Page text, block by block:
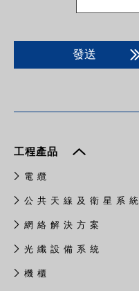
發送
工程產品
電 纜
公 共 天 線 及 衛 星 系 統
網 絡 解 決 方 案
光 纖 設 備 系 統
機 櫃